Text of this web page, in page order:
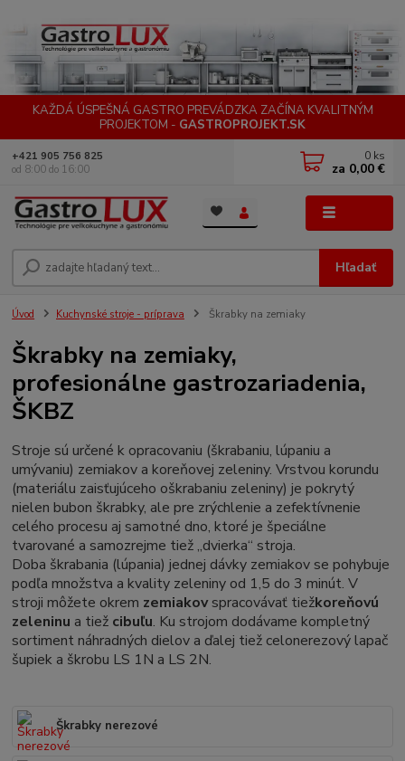
KAŽDÁ ÚSPEŠNÁ GASTRO PREVÁDZKA ZAČÍNA KVALITNÝM
PROJEKTOM - GASTROPROJEKT.SK
Hľadať
+421 905 756 825
od 8:00 do 16:00
0 ks
za 0,00 €
Úvod Kuchynské stroje - príprava Škrabky na zemiaky
Škrabky na zemiaky,
profesionálne gastrozariadenia,
ŠKBZ
Stroje sú určené k opracovaniu (škrabaniu, lúpaniu a
umývaniu) zemiakov a koreňovej zeleniny. Vrstvou korundu
(materiálu zaisťujúceho oškrabaniu zeleniny) je pokrytý
nielen bubon škrabky, ale pre zrýchlenie a zefektívnenie
celého procesu aj samotné dno, ktoré je špeciálne
tvarované a samozrejme tiež „dvierka“ stroja.
Doba škrabania (lúpania) jednej dávky zemiakov se pohybuje
podľa množstva a kvality zeleniny od 1,5 do 3 minút. V
stroji môžete okrem zemiakovspracovávať tiežkoreňovú
zeleninu a tiež cibuľu. Ku strojom dodávame kompletný
sortiment náhradných dielov a ďalej tiež celonerezový lapač
šupiek a škrobu LS 1N a LS 2N.
Škrabky nerezové